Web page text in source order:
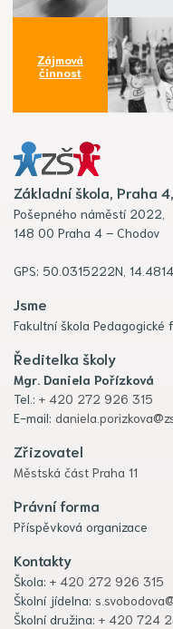
Zájmová
činnost
Základní škola, Praha
Pošepného náměstí 2022,
148 00 Praha 4 – Chodov
GPS: 50.0315222N,
Jsme
Fakultní škola
Ředitelka školy
Mgr. Daniela Pořízková
Tel.: + 420 272 926 315
E-mail:
Zřizovatel
Městská část Praha 11
Právní forma
Příspěvková organizace
Kontakty
Škola: + 420 272 926 315
Školní jídelna:
Školní družina: + 420 724